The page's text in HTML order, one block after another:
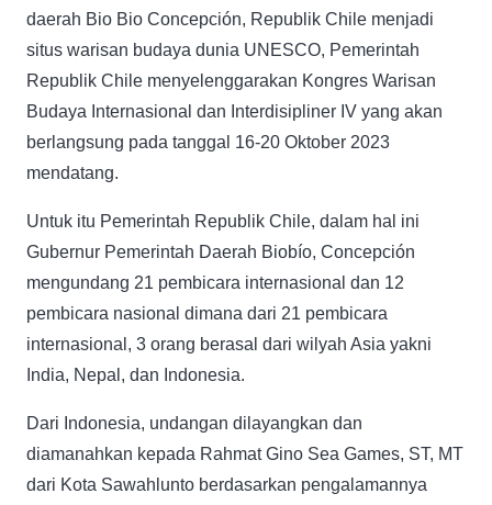
daerah Bio Bio Concepción, Republik Chile menjadi
situs warisan budaya dunia UNESCO, Pemerintah
Republik Chile menyelenggarakan Kongres Warisan
Budaya Internasional dan Interdisipliner IV yang akan
berlangsung pada tanggal 16-20 Oktober 2023
mendatang.
Untuk itu Pemerintah Republik Chile, dalam hal ini
Gubernur Pemerintah Daerah Biobío, Concepción
mengundang 21 pembicara internasional dan 12
pembicara nasional dimana dari 21 pembicara
internasional, 3 orang berasal dari wilyah Asia yakni
India, Nepal, dan Indonesia.
Dari Indonesia, undangan dilayangkan dan
diamanahkan kepada Rahmat Gino Sea Games, ST, MT
dari Kota Sawahlunto berdasarkan pengalamannya